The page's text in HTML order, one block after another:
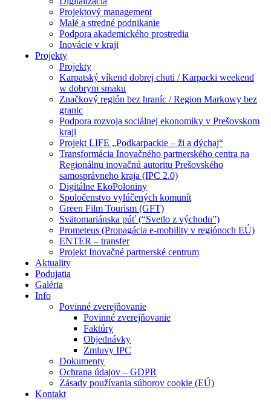
Projektový management
Malé a stredné podnikanie
Podpora akademického prostredia
Inovácie v kraji
Projekty
Projekty
Karpatský víkend dobrej chuti / Karpacki weekend
w dobrym smaku
Značkový región bez hraníc / Region Markowy bez
granic
Podpora rozvoja sociálnej ekonomiky v Prešovskom
kraji
Projekt LIFE „Podkarpackie – ži a dýchaj“
Transformácia Inovačného partnerského centra na
Regionálnu inovačnú autoritu Prešovského
samosprávneho kraja (IPC 2.0)
Digitálne EkoPoloniny
Spoločenstvo vylúčených komunít
Green Film Tourism (GFT)
Svätomariánska púť (“Svetlo z východu”)
Prometeus (Propagácia e-mobility v regiónoch EÚ)
ENTER – transfer
Projekt Inovačné partnerské centrum
Aktuality
Podujatia
Galéria
Info
Povinné zverejňovanie
Povinné zverejňovanie
Faktúry
Objednávky
Zmluvy IPC
Dokumenty
Ochrana údajov – GDPR
Zásady používania súborov cookie (EÚ)
Kontakt